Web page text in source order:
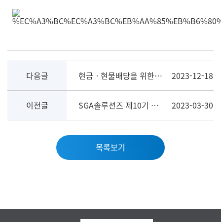
다음글 현금ㆍ현물배당을 위한 주주명부폐쇄(기준일) 결정 2023-12-18
이전글 SGA솔루션즈 제10기 결산공고 2023-03-30
목록보기